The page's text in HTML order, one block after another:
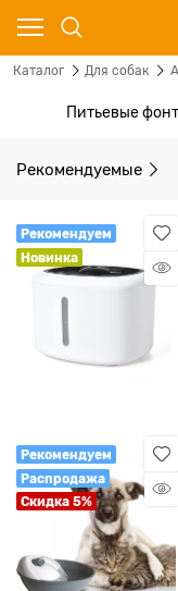
Каталог Для собак
Питьевые
Рекомендуемые
Рекомендуем
Новинка
Рекомендуем
Распродажа
Скидка 5%